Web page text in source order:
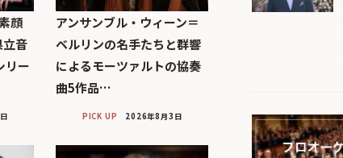
顔
音
リー
アンサンブル・ウィーン＝
ベルリンの名手たちと群響
によるモーツァルトの協奏
曲5作品…
PICK UP 2026年8月3日